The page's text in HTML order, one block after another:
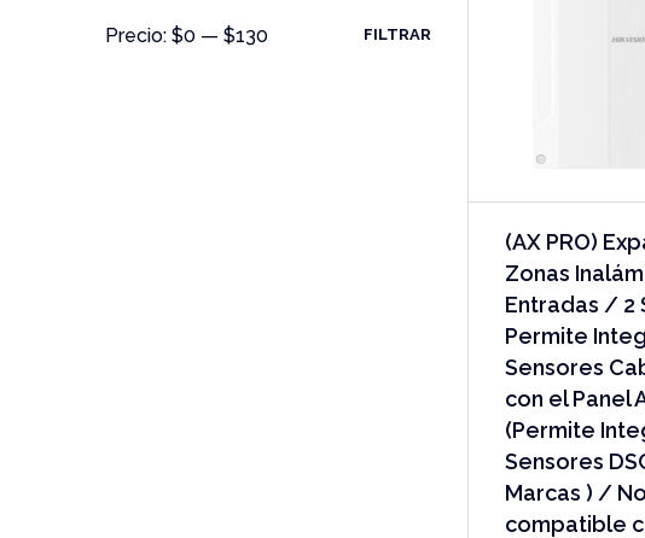
(AX PRO)
Zonas
Entradas / 2
Permite
Sensores
con el Panel
(Permite
Sensores
Marcas ) / No
compatible
FILTRAR
Precio: $0 — $130